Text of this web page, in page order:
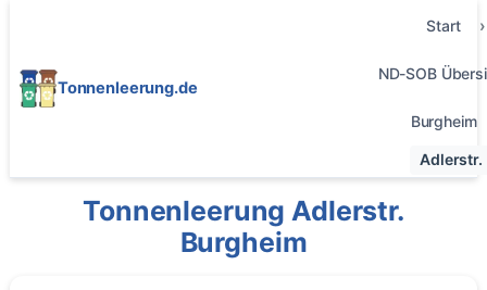
Tonnenleerung.de
Start
ND-SOB
Burgheim
Adlerstr.
Tonnenleerung Adlerstr.
Burgheim